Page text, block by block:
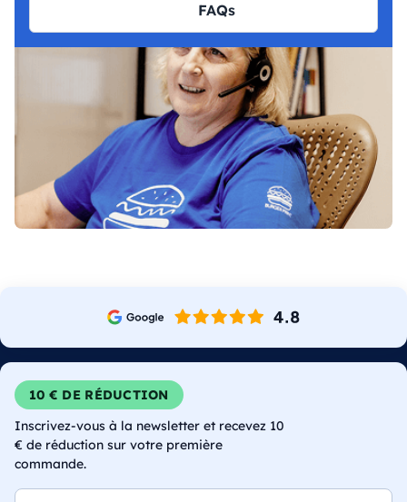
FAQs
10 € DE RÉDUCTION
Inscrivez-vous à la newsletter et recevez 10
€ de réduction sur votre première
commande.
E-mail